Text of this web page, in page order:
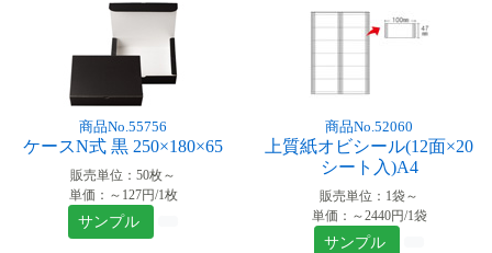
商品No.55756
ケースN式 黒 250×180×65
販売単位：50枚～
単価：～127円/1枚
サンプル
商品No.52060
上質紙オビシール(12面×20
シート入)A4
販売単位：1袋～
単価：～2440円/1袋
サンプル